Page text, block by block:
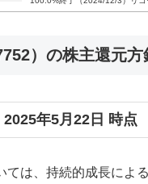
）の株主還元
2025年5月22日 時点
ては、持続的成⻑によ